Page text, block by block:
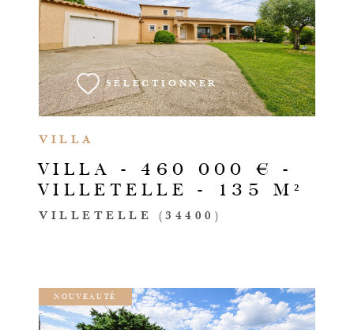
VILLA
VILLA - 460 000 € -
VILLETELLE - 135 M²
VILLETELLE (34400)
SÉLECTIONNER
VOIR LE BIEN
NOUVEAUTÉ